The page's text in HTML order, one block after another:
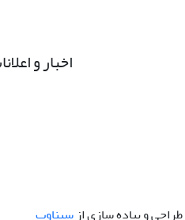
اخبار و
طراحی و پیاده سازی از سیناوب